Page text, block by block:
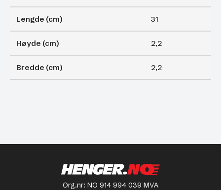
Lengde (cm) 31
Høyde (cm) 2,2
Bredde (cm) 2,2
Org.nr: NO 914 994 039 MVA